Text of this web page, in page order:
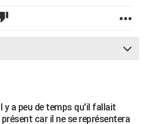
a peu de temps qu'il fallait
car il ne se représentera